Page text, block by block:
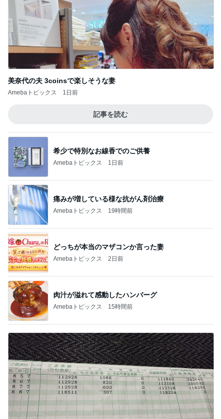
美奈代の夫 3coinsで楽しそうな妻
Amebaトピックス 1日前
記事を読む
希少で特別なお線香でのご供養
Amebaトピックス 1日前
痛みが増している様な抗がん剤治療
Amebaトピックス 19時間前
どっちが本当のマザコンか言った妻
Amebaトピックス 2日前
肉汁が溢れて感動したハンバーグ
Amebaトピックス 15時間前